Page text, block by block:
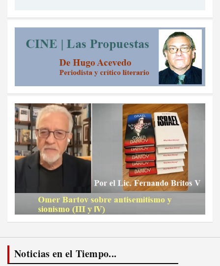
Noticias en el Tiempo...